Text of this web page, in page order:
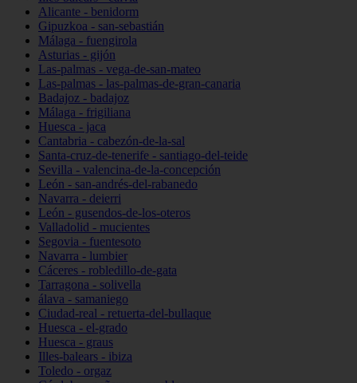
Alicante - benidorm
Gipuzkoa - san-sebastián
Málaga - fuengirola
Asturias - gijón
Las-palmas - vega-de-san-mateo
Las-palmas - las-palmas-de-gran-canaria
Badajoz - badajoz
Málaga - frigiliana
Huesca - jaca
Cantabria - cabezón-de-la-sal
Santa-cruz-de-tenerife - santiago-del-teide
Sevilla - valencina-de-la-concepción
León - san-andrés-del-rabanedo
Navarra - deierri
León - gusendos-de-los-oteros
Valladolid - mucientes
Segovia - fuentesoto
Navarra - lumbier
Cáceres - robledillo-de-gata
Tarragona - solivella
álava - samaniego
Ciudad-real - retuerta-del-bullaque
Huesca - el-grado
Huesca - graus
Illes-balears - ibiza
Toledo - orgaz